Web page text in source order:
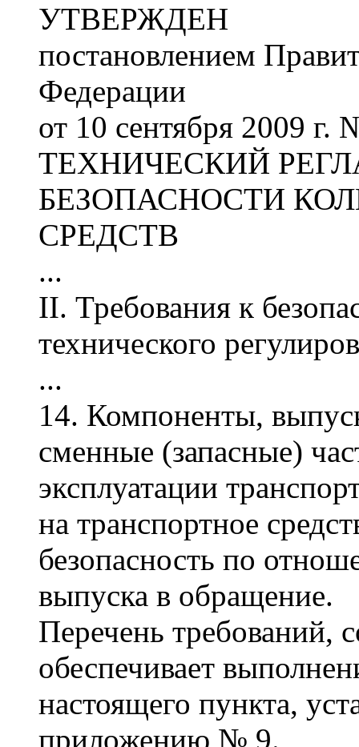
УТВЕРЖДЕН
постановлением
Федерации
от 10 сентября 2009 г.
ТЕХНИЧЕСКИЙ
БЕЗОПАСНОСТИ
СРЕДСТВ
...
II. Требования к
технического
...
14. Компоненты,
сменные (запасные)
эксплуатации
на транспортное
безопасность по
выпуска в обращение.
Перечень требований,
обеспечивает
настоящего пункта,
приложению № 9.